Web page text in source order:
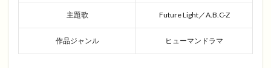
主題歌 Future Light／A.B.C-Z
作品ジャンル ヒューマンドラマ